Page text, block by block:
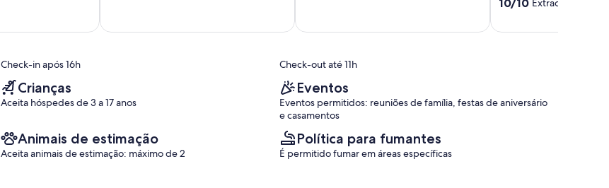
10/10 Extraordinária
Check-in após 16h Check-out até 11h
Crianças
Aceita hóspedes de 3 a 17 anos
Eventos
Eventos permitidos: reuniões de família, festas de aniversário
e casamentos
Animais de estimação
Aceita animais de estimação: máximo de 2
Política para fumantes
É permitido fumar em áreas específicas